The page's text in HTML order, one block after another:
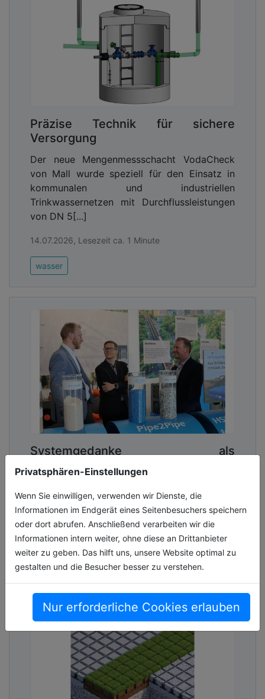
Privatsphären-Einstellungen
Wenn Sie einwilligen, verwenden wir Dienste, die
Informationen im Endgerät eines Seitenbesuchers speichern
oder dort abrufen. Anschließend verarbeiten wir die
Informationen intern weiter, ohne diese an Drittanbieter
weiter zu geben. Das hilft uns, unsere Website optimal zu
gestalten und die Besucher besser zu verstehen.
Nur erforderliche Cookies erlauben
Präzise Technik für sichere
Versorgung
Der neue Mengenmessschacht VodaCheck
von Mall wurde speziell für den Einsatz in
kommunalen und industriellen
Trinkwassernetzen mit Durchflussleistungen
von DN 5[...]
14.07.2026, Lesezeit ca. 1 Minute
wasser
Systemgedanke als
Zukunftsstrategie
Kanalbau mit innovativen und nachhaltigen
Systemlösungen. Dabei zählt das HS®-
Kanalrohrsystem seit über 30 Jahren z[...]
03.07.2026, Lesezeit ca. 11 Minuten